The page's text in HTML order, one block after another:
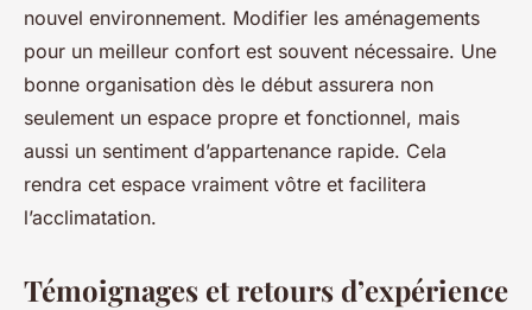
nouvel environnement. Modifier les aménagements
pour un meilleur confort est souvent nécessaire. Une
bonne organisation dès le début assurera non
seulement un espace propre et fonctionnel, mais
aussi un sentiment d’appartenance rapide. Cela
rendra cet espace vraiment vôtre et facilitera
l’acclimatation.
Témoignages et retours d’expérience